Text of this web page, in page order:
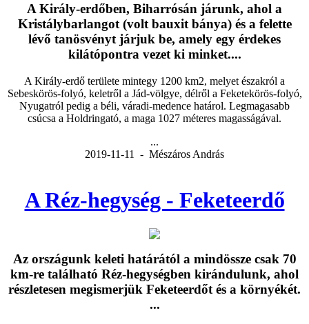
A Király-erdőben, Biharrósán járunk, ahol a
Kristálybarlangot (volt bauxit bánya) és a felette
lévő tanösvényt járjuk be, amely egy érdekes
kilátópontra vezet ki minket....
A Király-erdő területe mintegy 1200 km2, melyet északról a
Sebeskörös-folyó, keletről a Jád-völgye, délről a Feketekörös-folyó,
Nyugatról pedig a béli, váradi-medence határol. Legmagasabb
csúcsa a Holdringató, a maga 1027 méteres magasságával.
...
2019-11-11 - Mészáros András
A Réz-hegység - Feketeerdő
Az országunk keleti határától a mindössze csak 70
km-re található Réz-hegységben kirándulunk, ahol
részletesen megismerjük Feketeerdőt és a környékét.
...